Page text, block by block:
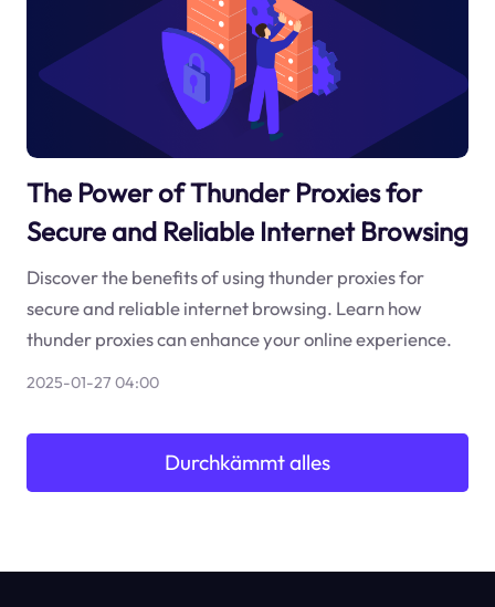
The Power of Thunder Proxies for
Secure and Reliable Internet Browsing
Discover the benefits of using thunder proxies for
secure and reliable internet browsing. Learn how
thunder proxies can enhance your online experience.
2025-01-27 04:00
Durchkämmt alles